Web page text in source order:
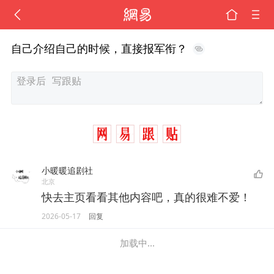
自己介绍自己的时候，直接报军衔？
小暖暖追剧社
北京
快去主页看看其他内容吧，真的很难不爱！
2026-05-17 回复
加载中...